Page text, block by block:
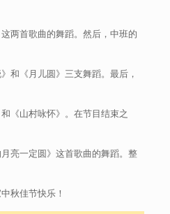
两首歌曲的舞蹈。然后，中班的
和《月儿圆》三支舞蹈。最后，
《山村咏怀》。在节目结束之
亮一定圆》这首歌曲的舞蹈。整
秋佳节快乐！